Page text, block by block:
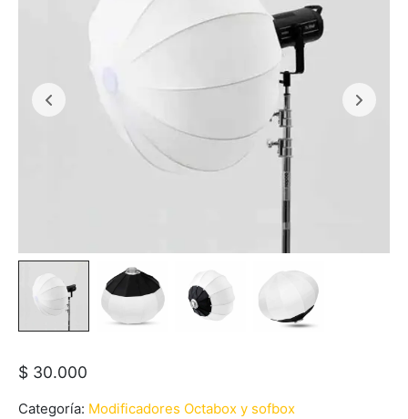
$ 30.000
Categoría: Modificadores Octabox y sofbox